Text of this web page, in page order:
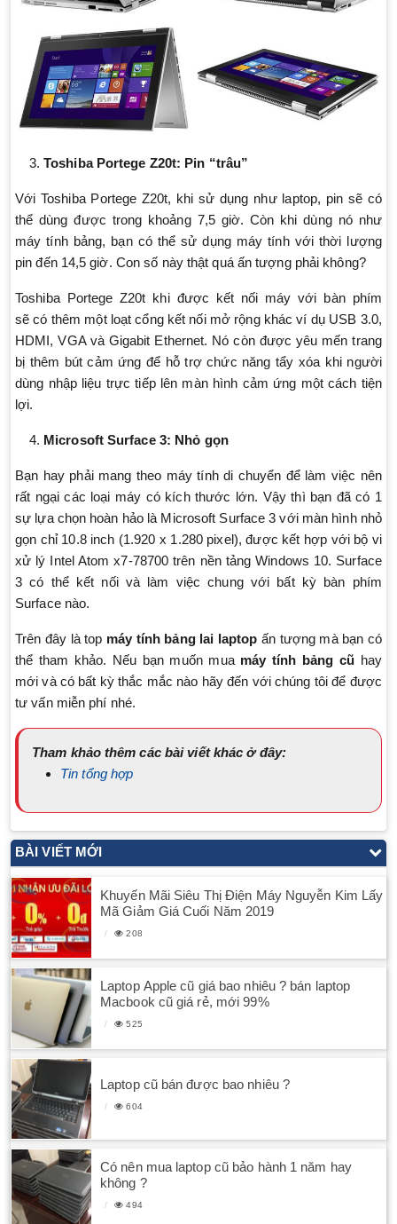
Toshiba Portege Z20t: Pin “trâu”
Với Toshiba Portege Z20t, khi sử dụng như laptop, pin sẽ có
thể dùng được trong khoảng 7,5 giờ. Còn khi dùng nó như
máy tính bảng, bạn có thể sử dụng máy tính với thời lượng
pin đến 14,5 giờ. Con số này thật quá ấn tượng phải không?
Toshiba Portege Z20t khi được kết nối máy với bàn phím
sẽ có thêm một loạt cổng kết nối mở rộng khác ví dụ USB 3.0,
HDMI, VGA và Gigabit Ethernet. Nó còn được yêu mến trang
bị thêm bút cảm ứng để hỗ trợ chức năng tẩy xóa khi người
dùng nhập liệu trực tiếp lên màn hình cảm ứng một cách tiện
lợi.
Microsoft Surface 3: Nhỏ gọn
Bạn hay phải mang theo máy tính di chuyển để làm việc nên
rất ngại các loại máy có kích thước lớn. Vậy thì bạn đã có 1
sự lựa chọn hoàn hảo là Microsoft Surface 3 với màn hình nhỏ
gọn chỉ 10.8 inch (1.920 x 1.280 pixel), được kết hợp với bộ vi
xử lý Intel Atom x7-78700 trên nền tảng Windows 10. Surface
3 có thể kết nối và làm việc chung với bất kỳ bàn phím
Surface nào.
Trên đây là top máy tính bảng lai laptop ấn tượng mà bạn có
thể tham khảo. Nếu bạn muốn mua máy tính bảng cũ hay
mới và có bất kỳ thắc mắc nào hãy đến với chúng tôi để được
tư vấn miễn phí nhé.
Tham khảo thêm các bài viết khác ở đây:
Tin tổng hợp
BÀI VIẾT MỚI
Khuyến Mãi Siêu Thị Điện Máy Nguyễn Kim Lấy
Mã Giảm Giá Cuối Năm 2019
208
Laptop Apple cũ giá bao nhiêu ? bán laptop
Macbook cũ giá rẻ, mới 99%
525
Laptop cũ bán được bao nhiêu ?
604
Có nên mua laptop cũ bảo hành 1 năm hay
không ?
494